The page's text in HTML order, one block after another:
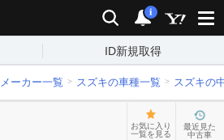
検索 通知
i
ID新規取得
メーカー一覧 スズキの車種一覧 スズキの
お気に入り
一覧を見る
最近見た
中古車